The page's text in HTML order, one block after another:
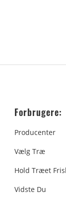
Forbrugere:
Producenter
Vælg Træ
Hold Træet
Vidste Du